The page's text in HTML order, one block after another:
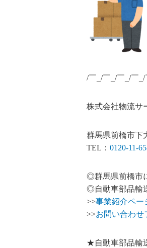
/￣_/￣_/￣_/￣
株式会社物流サ
群馬県前橋市下
TEL： 0120-11-
◎群馬県前橋市
◎自動車部品輸
>>事業紹介ペー
>>お問い合わせ
★自動車部品輸